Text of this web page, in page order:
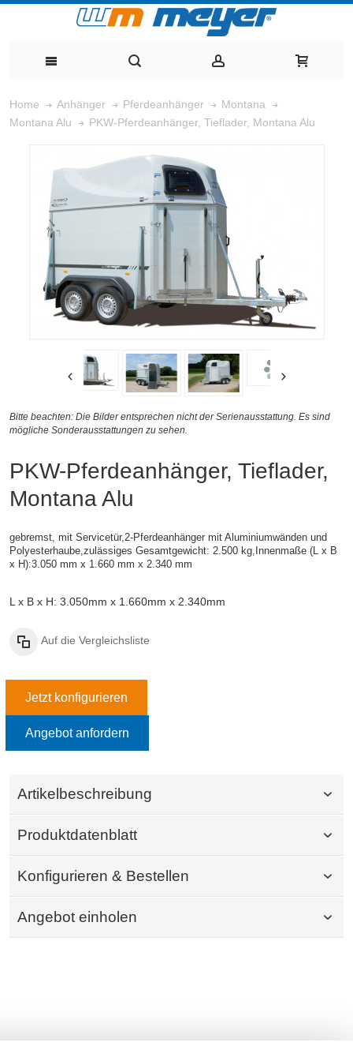
Home Anhänger Pferdeanhänger
Montana
Montana Alu
PKW-Pferdeanhänger, Tieflader, Montana Alu
Bitte beachten: Die Bilder entsprechen nicht der Serienausstattung. Es sind
mögliche Sonderausstattungen zu sehen.
PKW-Pferdeanhänger, Tieflader,
Montana Alu
gebremst, mit Servicetür,2-Pferdeanhänger mit Aluminiumwänden und
Polyesterhaube,zulässiges Gesamtgewicht: 2.500 kg, Innenmaße (L x B
x H):3.050 mm x 1.660 mm x 2.340 mm
L x B x H: 3.050mm x 1.660mm x 2.340mm
Auf die Vergleichsliste
Jetzt konfigurieren
Angebot anfordern
Artikelbeschreibung
Produktdatenblatt
Konfigurieren & Bestellen
Angebot einholen